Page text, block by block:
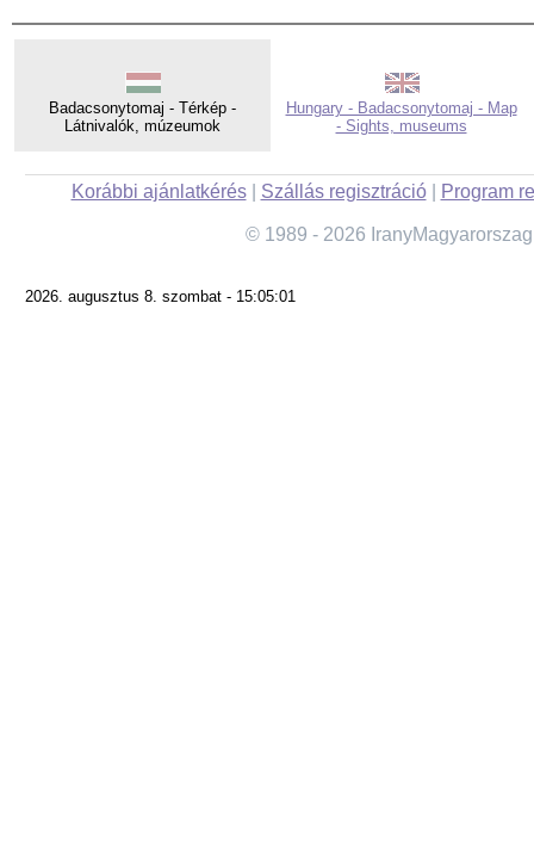
Badacsonytomaj - Térkép -
Látnivalók, múzeumok
Hungary - Badacsonytomaj - Map
- Sights, museums
Korábbi ajánlatkérés| Szállás regisztráció| Program
© 1989 - 2026
2026. augusztus 8. szombat - 15:05:01